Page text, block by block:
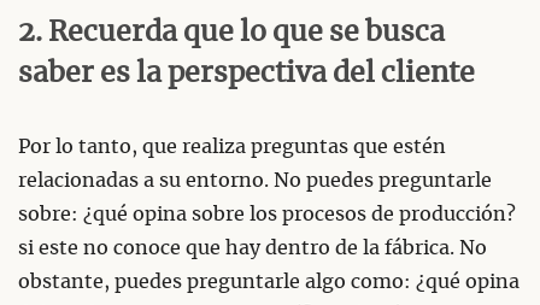
2. Recuerda que lo que se busca
saber es la perspectiva del cliente
Por lo tanto, que realiza preguntas que estén
relacionadas a su entorno. No puedes preguntarle
sobre: ¿qué opina sobre los procesos de producción?
si este no conoce que hay dentro de la fábrica. No
obstante, puedes preguntarle algo como: ¿qué opina